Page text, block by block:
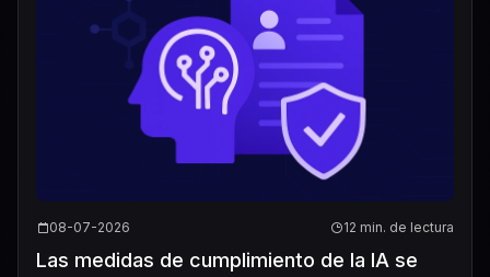
08-07-2026 12 min. de lectura
Las medidas de cumplimiento de la IA se